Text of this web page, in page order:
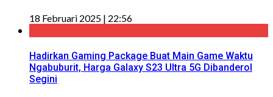
18 Februari 2025 | 22:56
Hadirkan Gaming Package Buat Main Game Waktu
Ngabuburit, Harga Galaxy S23 Ultra 5G Dibanderol
Segini